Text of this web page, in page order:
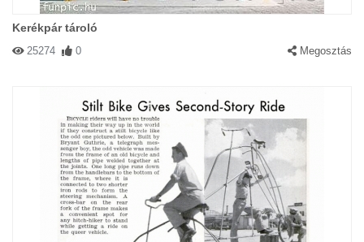
Kerékpár tároló
25274 0 Megosztás